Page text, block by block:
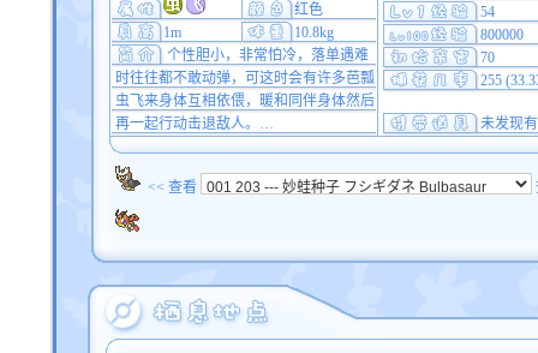
54
800000
70
255
未发现
红色
1m
10.8kg
个性胆小，非常怕冷，落单遇难
时往往都不敢动弹，可这时会有许多芭瓢
虫飞来身体互相依偎，暖和同伴身体然后
再一起行动击退敌人。…
<< 查看